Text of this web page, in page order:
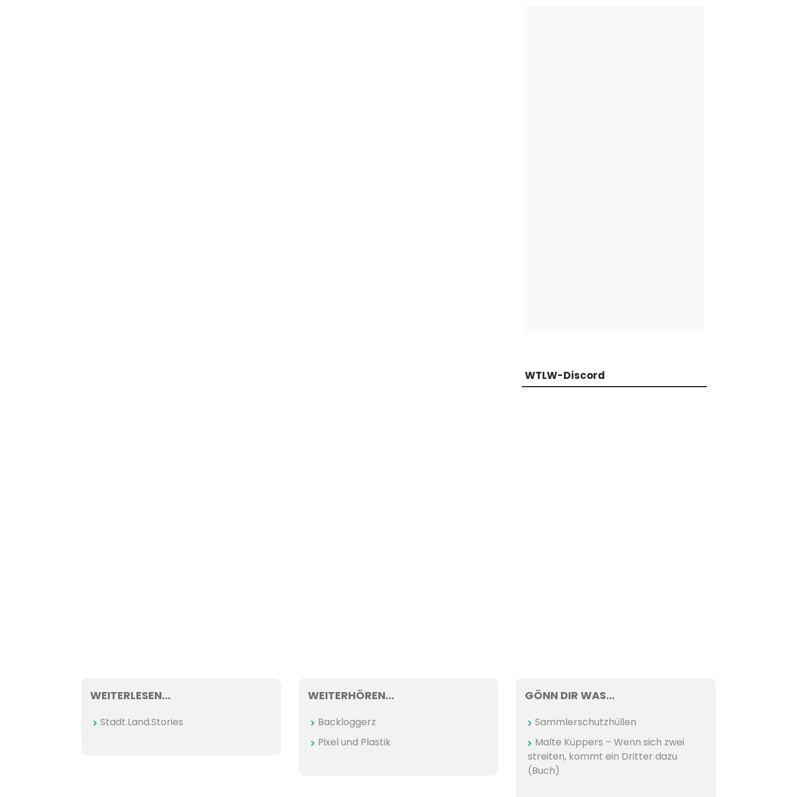
WTLW-Discord
WEITERLESEN…
Stadt.Land.Stories
WEITERHÖREN…
Backloggerz
Pixel und Plastik
GÖNN DIR WAS…
Sammlerschutzhüllen
Malte Küppers – Wenn sich zwei
streiten, kommt ein Dritter dazu
(Buch)